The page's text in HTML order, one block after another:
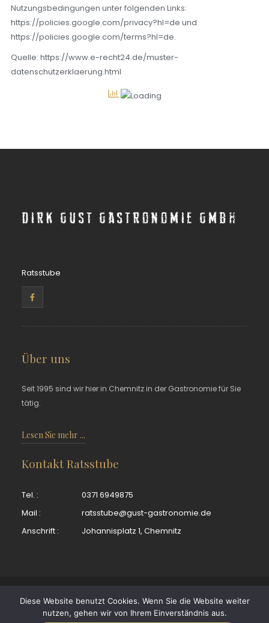
Nutzungsbedingungen unter folgenden Links:
https://policies.google.com/privacy?hl=de und
https://policies.google.com/terms?hl=de.
Quelle: https://www.e-recht24.de/muster-
datenschutzerklaerung.html
Dirk Gust Gastronomie GmbH
Ratsstube
Über uns
Seit 1995 sind wir hier in Chemnitz in der Gastronomie für Sie
tätig.
Lesen Sie mehr ...
Kontakt Ratsstube
Tel. :
0371 6949875
Mail :
ratsstube@gust-gastronomie.de
Anschrift :
Johannisplatz 1, Chemnitz
© Dirk Gust Gastronomie GmbH. Bitte besuchen Sie auch
unser PartnerrestaurantKELLERHAUS. Tipp:Buchen Sie Ihre
Diese Website benutzt Cookies. Wenn Sie die Website weiter
nutzen, gehen wir von Ihrem Einverständnis aus.